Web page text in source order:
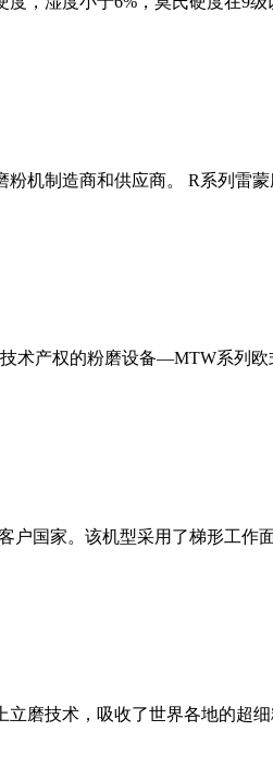
机制造商和供应商。 R系列雷
术产权的粉磨设备—MTW系列
国家。该机型采用了梯形工
磨技术，吸收了世界各地的超